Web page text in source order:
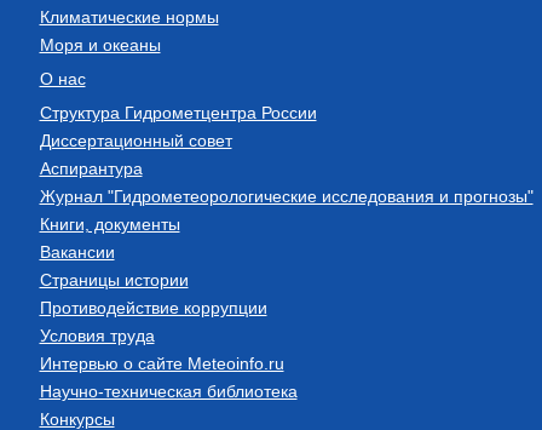
Климатические нормы
Моря и океаны
О нас
Структура Гидрометцентра России
Диссертационный совет
Аспирантура
Журнал "Гидрометеорологические исследования и прогнозы"
Книги, документы
Вакансии
Страницы истории
Противодействие коррупции
Условия труда
Интервью о сайте Meteoinfo.ru
Научно-техническая библиотека
Конкурсы